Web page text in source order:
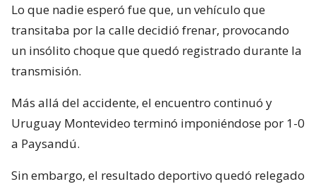
Lo que nadie esperó fue que, un vehículo que
transitaba por la calle decidió frenar, provocando
un insólito choque que quedó registrado durante la
transmisión.
Más allá del accidente, el encuentro continuó y
Uruguay Montevideo terminó imponiéndose por 1-0
a Paysandú.
Sin embargo, el resultado deportivo quedó relegado